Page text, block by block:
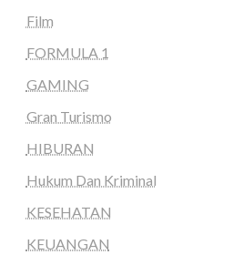
Film
FORMULA 1
GAMING
Gran Turismo
HIBURAN
Hukum Dan Kriminal
KESEHATAN
KEUANGAN